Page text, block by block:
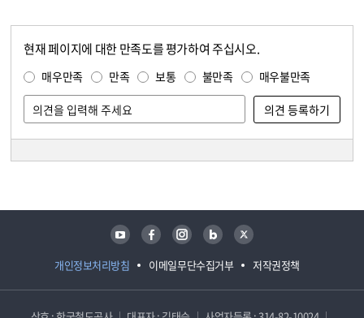
현재 페이지에 대한 만족도를 평가하여 주십시오.
매우만족 만족 보통 불만족 매우불만족
개인정보처리방침 이메일무단수집거부 저작권정책
유튜브 페이스북 인스타그램 블로그 트위터